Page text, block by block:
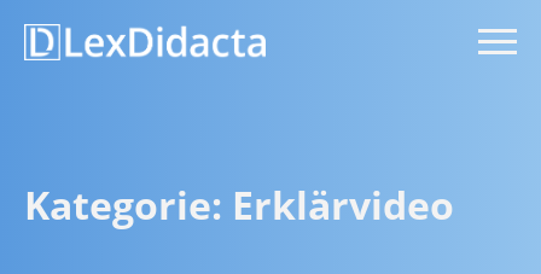
Kategorie: Erklärvideo